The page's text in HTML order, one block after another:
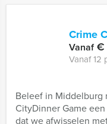
Crime
Vanaf€
Vanaf 12
Beleef in Middelburg
CityDinner Game
dat we afwisselen